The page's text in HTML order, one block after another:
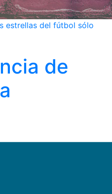
estrellas del fútbol sólo
de